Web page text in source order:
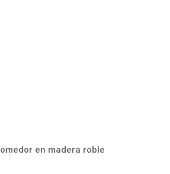
en madera roble